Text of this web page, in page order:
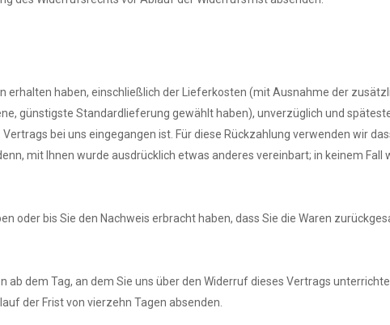
erhalten haben, einschließlich der Lieferkosten (mit Ausnahme der
günstigste Standardlieferung gewählt haben), unverzüglich und
bei uns eingegangen ist. Für diese Rückzahlung verwenden wir
mit Ihnen wurde ausdrücklich etwas anderes vereinbart; in keinem Fall
oder bis Sie den Nachweis erbracht haben, dass Sie die Waren
dem Tag, an dem Sie uns über den Widerruf dieses Vertrags
der Frist von vierzehn Tagen absenden.